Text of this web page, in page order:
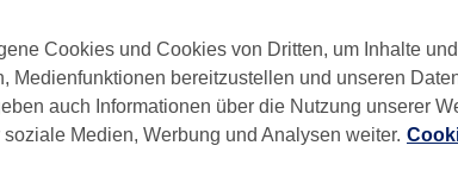
22529
über Treatwell entgegen.
zu finden. Dort warten viele
Cookies und Cookies von Dritten, um Inhalte
Medienfunktionen bereitzustellen und unseren
auch Informationen über die Nutzung unserer
soziale Medien, Werbung und Analysen weiter.